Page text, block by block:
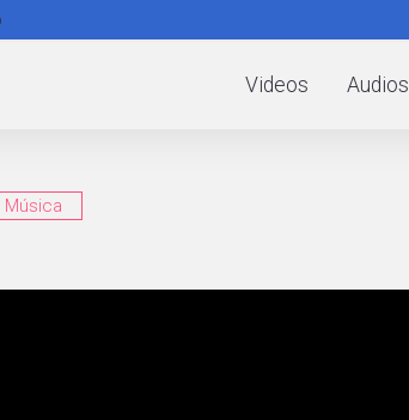
Videos Audios
Música